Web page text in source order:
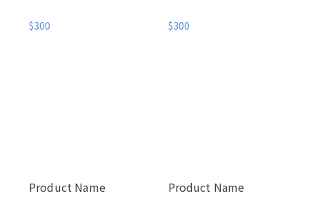
$300 $300
Product Name Product Name